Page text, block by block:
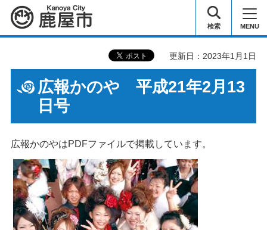
鹿屋市 検索 MENU
更新日：2023年1月1日
広報かのや 平成21年2月13
日号
広報かのやはPDFファイルで掲載しています。